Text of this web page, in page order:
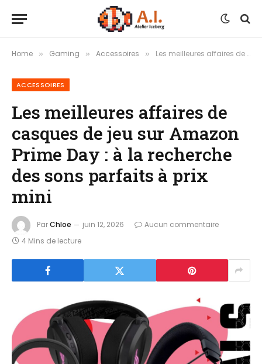
Home » Gaming » Accessoires » Les meilleures affaires de casques de jeu sur Amazon Prime Day : à la recherche des sons parfaits à prix mini
ACCESSOIRES
Les meilleures affaires de
casques de jeu sur Amazon
Prime Day : à la recherche
des sons parfaits à prix
mini
ParChloe juin 12, 2026
Aucun commentaire
4 Mins de lecture